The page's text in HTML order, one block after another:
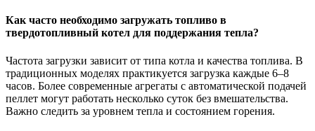
Как часто необходимо загружать топливо в
твердотопливный котел для поддержания тепла?
Частота загрузки зависит от типа котла и качества топлива. В
традиционных моделях практикуется загрузка каждые 6–8
часов. Более современные агрегаты с автоматической подачей
пеллет могут работать несколько суток без вмешательства.
Важно следить за уровнем тепла и состоянием горения.